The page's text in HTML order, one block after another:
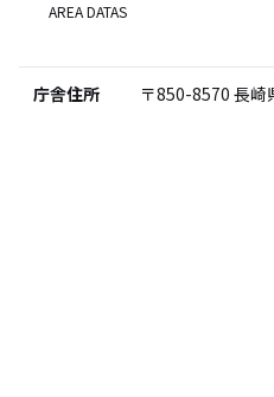
AREA DATAS
庁舎住所 〒850-8570 長崎